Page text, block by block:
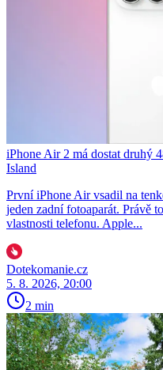
iPhone Air 2 má dostat druhý
Island
První iPhone Air vsadil na
jeden zadní fotoaparát. Právě
vlastnosti telefonu. Apple...
Dotekomanie.cz
5. 8. 2026, 20:00
2 min